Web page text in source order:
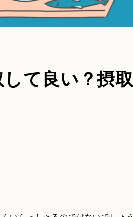
て良い？摂取